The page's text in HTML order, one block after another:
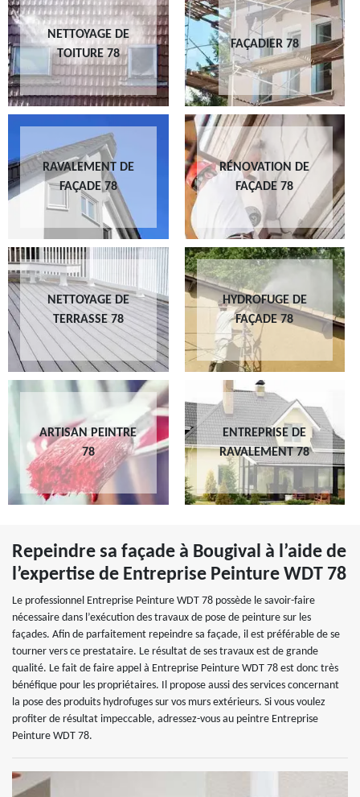
NETTOYAGE DE
TOITURE 78
FAÇADIER 78
RAVALEMENT DE
FAÇADE 78
RÉNOVATION DE
FAÇADE 78
NETTOYAGE DE
TERRASSE 78
HYDROFUGE DE
FAÇADE 78
ARTISAN PEINTRE
78
ENTREPRISE DE
RAVALEMENT 78
Repeindre sa façade à Bougival à l’aide de
l’expertise de Entreprise Peinture WDT 78
Le professionnel Entreprise Peinture WDT 78 possède le savoir-faire
nécessaire dans l’exécution des travaux de pose de peinture sur les
façades. Afin de parfaitement repeindre sa façade, il est préférable de se
tourner vers ce prestataire. Le résultat de ses travaux est de grande
qualité. Le fait de faire appel à Entreprise Peinture WDT 78 est donc très
bénéfique pour les propriétaires. Il propose aussi des services concernant
la pose des produits hydrofuges sur vos murs extérieurs. Si vous voulez
profiter de résultat impeccable, adressez-vous au peintre Entreprise
Peinture WDT 78.